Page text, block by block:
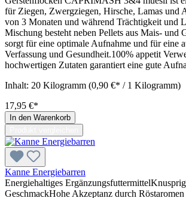
für Ziegen, Zwergziegen, Hirsche, Lamas und
von 3 Monaten und während Trächtigkeit und
Mischung besteht neben Pellets aus Mais- und
sorgt für eine optimale Aufnahme und für eine
Verfassung und Gesundheit.100% appetit
hochwertigen Zutaten garantiert eine gute
Inhalt: 20 Kilogramm (0,90 €* / 1 Kilogramm)
17,95 €*
In den Warenkorb
Kanne Energiebarren
Energiehaltiges
GeschmackHohe Akzeptanz durch